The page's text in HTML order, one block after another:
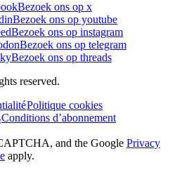
Bezoek ons op x
Bezoek ons op youtube
Bezoek ons op instagram
Bezoek ons op telegram
Bezoek ons op threads
reserved.
Politique cookies
Conditions d’abonnement
and the Google Privacy
apply.